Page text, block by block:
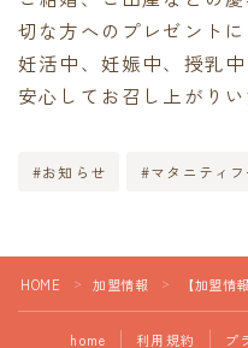
切な方へのプレゼントに
妊活中、妊娠中、授乳
安心してお召し上がりい
#お知らせ #マタニティフ
HOME ＞ 加盟情報 ＞ 【加盟情
home 利用規約 プ